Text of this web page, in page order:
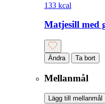
133 kcal
Matjesill med
Ändra Ta bort
Mellanmål
Lägg till mellanmål